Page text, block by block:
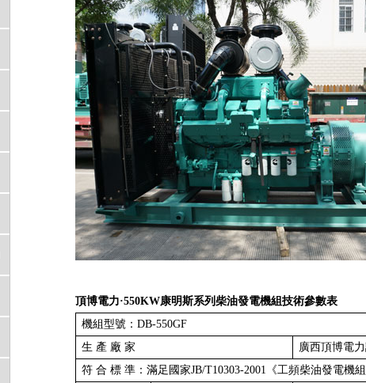
頂博電力·550KW康明斯系列柴油發電機組技術參數表
機組型號：DB-550GF
生 產 廠 家
廣西頂博電
符 合 標 準：滿足國家JB/T10303-2001《工頻柴油發電機